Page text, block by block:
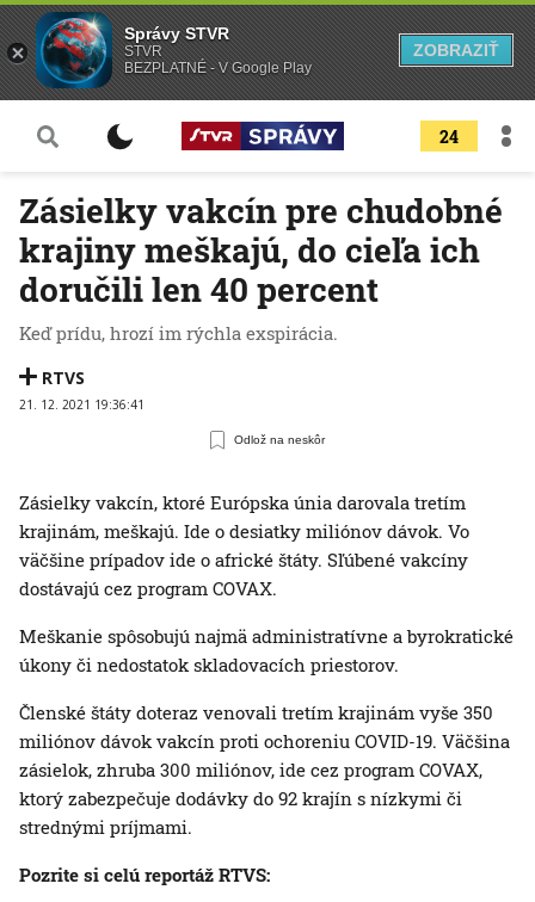
24
Zásielky vakcín pre chudobné
krajiny meškajú, do cieľa ich
doručili len 40 percent
Keď prídu, hrozí im rýchla exspirácia.
RTVS
21. 12. 2021 19:36:41
Odlož na neskôr
Zásielky vakcín, ktoré Európska únia darovala tretím
krajinám, meškajú. Ide o desiatky miliónov dávok. Vo
väčšine prípadov ide o africké štáty. Sľúbené vakcíny
dostávajú cez program COVAX.
Meškanie spôsobujú najmä administratívne a byrokratické
úkony či nedostatok skladovacích priestorov.
Členské štáty doteraz venovali tretím krajinám vyše 350
miliónov dávok vakcín proti ochoreniu COVID-19. Väčšina
zásielok, zhruba 300 miliónov, ide cez program COVAX,
ktorý zabezpečuje dodávky do 92 krajín s nízkymi či
strednými príjmami.
Pozrite si celú reportáž RTVS:
Správy STVR
STVR
BEZPLATNÉ - V Google Play
ZOBRAZIŤ